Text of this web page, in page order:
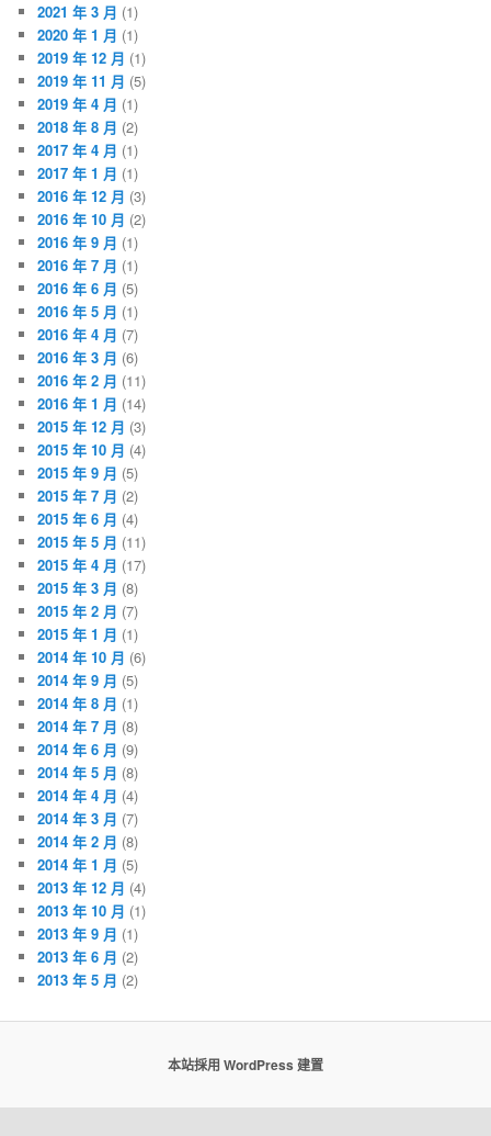
2021 年 3 月 (1)
2020 年 1 月 (1)
2019 年 12 月 (1)
2019 年 11 月 (5)
2019 年 4 月 (1)
2018 年 8 月 (2)
2017 年 4 月 (1)
2017 年 1 月 (1)
2016 年 12 月 (3)
2016 年 10 月 (2)
2016 年 9 月 (1)
2016 年 7 月 (1)
2016 年 6 月 (5)
2016 年 5 月 (1)
2016 年 4 月 (7)
2016 年 3 月 (6)
2016 年 2 月 (11)
2016 年 1 月 (14)
2015 年 12 月 (3)
2015 年 10 月 (4)
2015 年 9 月 (5)
2015 年 7 月 (2)
2015 年 6 月 (4)
2015 年 5 月 (11)
2015 年 4 月 (17)
2015 年 3 月 (8)
2015 年 2 月 (7)
2015 年 1 月 (1)
2014 年 10 月 (6)
2014 年 9 月 (5)
2014 年 8 月 (1)
2014 年 7 月 (8)
2014 年 6 月 (9)
2014 年 5 月 (8)
2014 年 4 月 (4)
2014 年 3 月 (7)
2014 年 2 月 (8)
2014 年 1 月 (5)
2013 年 12 月 (4)
2013 年 10 月 (1)
2013 年 9 月 (1)
2013 年 6 月 (2)
2013 年 5 月 (2)
本站採用 WordPress 建置